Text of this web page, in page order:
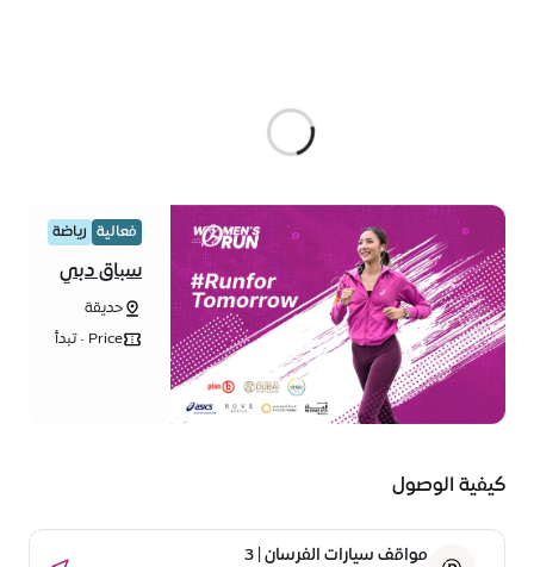
فعالية رياضة
سباق دبي
لجري
السيدات
2024
حديقة
الفرسان،
مدينة إكسبو
Price • تبدأ
كيفية الوصول
مواقف سيارات الفرسان | 3